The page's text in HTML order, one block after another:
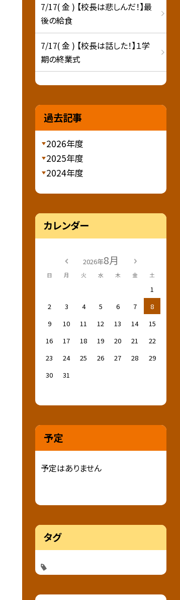
7/17( 金 ) 【校長は悲しんだ！】最
後の給食
7/17( 金 ) 【校長は話した！】１学
期の終業式
過去記事
2026年度
2025年度
2024年度
カレンダー
2026年8月
日 月 火 水 木 金 土
1
2
3 4 5 6 7
8
9
10 11 12 13 14
15
16
17 18 19 20 21
22
23
24 25 26 27 28
29
30
31
予定
予定はありません
タグ